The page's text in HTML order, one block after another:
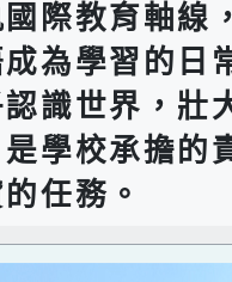
際教育軸線
為學習的日
識世界，壯
學校承擔的
任務。